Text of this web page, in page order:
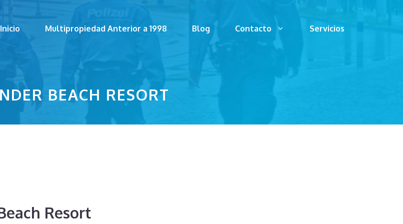
Inicio Multipropiedad Anterior a 1998 Blog Contacto Servicios
BEACH RESORT
Resort